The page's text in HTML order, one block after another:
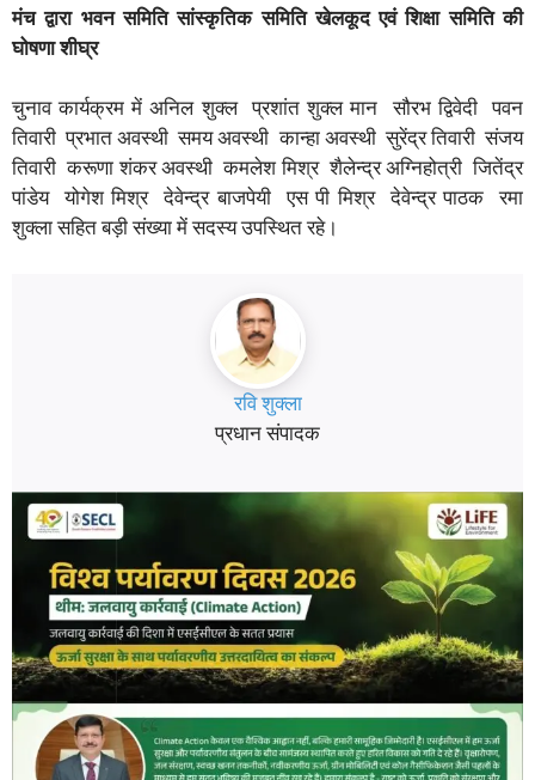
मंच द्वारा भवन समिति सांस्कृतिक समिति खेलकूद एवं शिक्षा समिति की
घोषणा शीघ्र
चुनाव कार्यक्रम में अनिल शुक्ल प्रशांत शुक्ल मान सौरभ द्विवेदी पवन
तिवारी प्रभात अवस्थी समय अवस्थी कान्हा अवस्थी सुरेंद्र तिवारी संजय
तिवारी करूणा शंकर अवस्थी कमलेश मिश्र शैलेन्द्र अग्निहोत्री जितेंद्र
पांडेय योगेश मिश्र देवेन्द्र बाजपेयी एस पी मिश्र देवेन्द्र पाठक रमा
शुक्ला सहित बड़ी संख्या में सदस्य उपस्थित रहे।
रवि शुक्ला
प्रधान संपादक